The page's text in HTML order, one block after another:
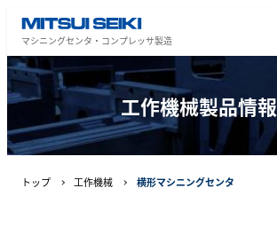
マシニングセンタ・コンプレッサ製造
工作機械製品情報
トップ 工作機械 横形マシニングセンタ